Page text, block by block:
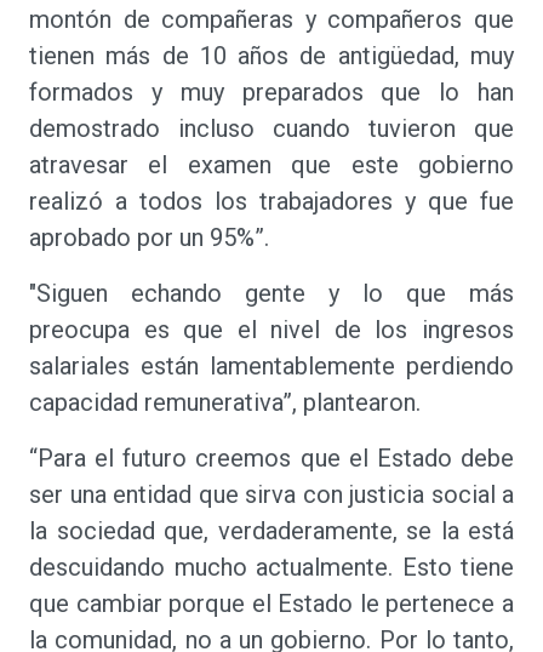
montón de compañeras y compañeros que
tienen más de 10 años de antigüedad, muy
formados y muy preparados que lo han
demostrado incluso cuando tuvieron que
atravesar el examen que este gobierno
realizó a todos los trabajadores y que fue
aprobado por un 95%”.
"Siguen echando gente y lo que más
preocupa es que el nivel de los ingresos
salariales están lamentablemente perdiendo
capacidad remunerativa”, plantearon.
“Para el futuro creemos que el Estado debe
ser una entidad que sirva con justicia social a
la sociedad que, verdaderamente, se la está
descuidando mucho actualmente. Esto tiene
que cambiar porque el Estado le pertenece a
la comunidad, no a un gobierno. Por lo tanto,